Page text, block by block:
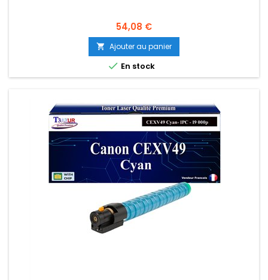
Prix
54,08 €
 Ajouter au panier
 En stock